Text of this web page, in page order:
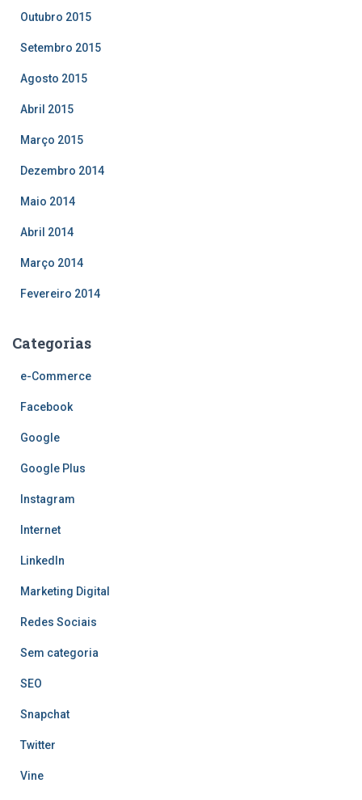
Outubro 2015
Setembro 2015
Agosto 2015
Abril 2015
Março 2015
Dezembro 2014
Maio 2014
Abril 2014
Março 2014
Fevereiro 2014
Categorias
e-Commerce
Facebook
Google
Google Plus
Instagram
Internet
LinkedIn
Marketing Digital
Redes Sociais
Sem categoria
SEO
Snapchat
Twitter
Vine